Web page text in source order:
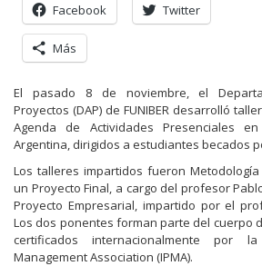
Facebook Twitter
Más
El pasado 8 de noviembre, el
Proyectos (DAP) de FUNIBER desarrolló
Agenda de Actividades Presenciales
Argentina, dirigidos a estudiantes becados
Los talleres impartidos fueron
un Proyecto Final, a cargo del profesor
Proyecto Empresarial, impartido por el
Los dos ponentes forman parte del cuerpo
certificados internacionalmente por
Management Association (IPMA).